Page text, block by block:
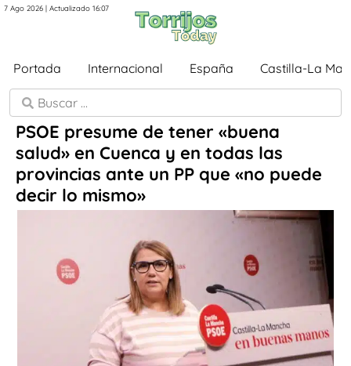
7 Ago 2026 | Actualizado 16:07
Portada Internacional España Castilla-La
PSOE presume de tener «buena
salud» en Cuenca y en todas las
provincias ante un PP que «no puede
decir lo mismo»